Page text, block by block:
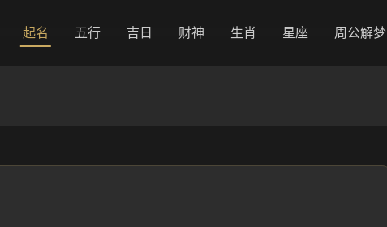
起名 五行 吉日 财神 生肖 星座 周公解梦